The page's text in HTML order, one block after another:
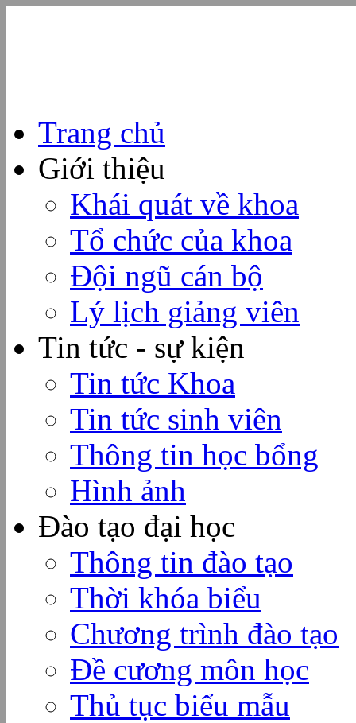
Trang chủ
Giới thiệu
Khái quát về khoa
Tổ chức của khoa
Đội ngũ cán bộ
Lý lịch giảng viên
Tin tức - sự kiện
Tin tức Khoa
Tin tức sinh viên
Thông tin học bổng
Hình ảnh
Đào tạo đại học
Thông tin đào tạo
Thời khóa biểu
Chương trình đào tạo
Đề cương môn học
Thủ tục biểu mẫu